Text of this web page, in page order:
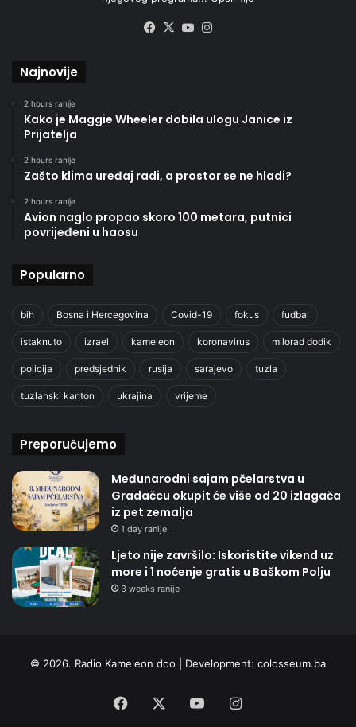
Facebook
X YouTube
Najnovije
2 hours ranije
Kako je Maggie Wheeler dobila ulogu Janice iz
Prijatelja
2 hours ranije
Zašto klima uređaj radi, a prostor se ne hladi?
2 hours ranije
Avion naglo propao skoro 100 metara, putnici
povrijeđeni u haosu
Popularno
bih Bosna i Hercegovina Covid-19 fokus fudbal
istaknuto izrael kameleon koronavirus milorad dodik
policija predsjednik rusija sarajevo tuzla
tuzlanski kanton ukrajina vrijeme
Preporučujemo
Međunarodni sajam pčelarstva u
Gradačcu okupit će više od 20 izlagača
iz pet zemalja
1 day ranije
Ljeto nije završilo: Iskoristite vikend uz
more i 1 noćenje gratis u Baškom Polju
3 weeks ranije
© 2026. Radio Kameleon doo | Development: colosseum.ba
Facebook YouTubeInstagram